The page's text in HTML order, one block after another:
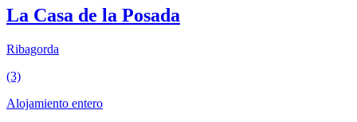
La Casa de la Posada
Ribagorda
(3)
Alojamiento entero